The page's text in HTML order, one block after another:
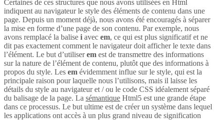
Certaines de ces structures que nous avons utilisées en Html
indiquent au navigateur le style des éléments de contenu dans une
page. Depuis un moment déjà, nous avons été encouragés à séparer
la mise en forme d’une page de son contenu. Par exemple, nous
avons remplacé la balise i avec em, ce qui est plus significatif et ne
dit pas exactement comment le navigateur doit afficher le texte dans
l’élément. Le but d’utiliserem est de transmettre des informations
sur la nature de l’élément de contenu, plutôt que des informations à
propos du style. Les em évidemment influe sur le style, qui est la
principale raison pour laquelle nous l’utilisons, mais il laisse les
détails du style au navigateur et / ou le code CSS idéalement séparé
du balisage de la page. La sémantique Html5 est une grande étape
dans ce processus. Le but ultime est de créer un système dans lequel
les applications ont accès à un plus grand niveau de signification